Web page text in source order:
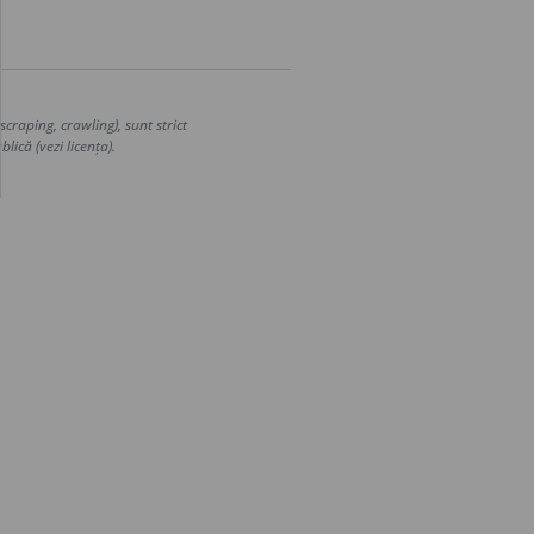
crawling), sunt strict
(vezi licența).